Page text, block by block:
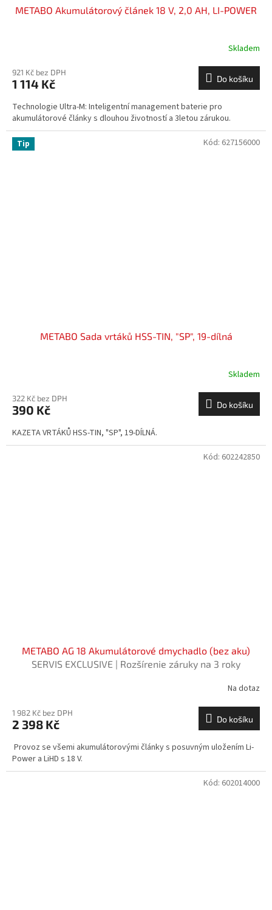
METABO Akumulátorový článek 18 V, 2,0 AH, LI-POWER
Skladem
921 Kč bez DPH
1 114 Kč Do košíku
Technologie Ultra-M: Inteligentní management baterie pro
akumulátorové články s dlouhou životností a 3letou zárukou.
Tip
METABO Sada vrtáků HSS-TIN, "SP", 19-dílná
Skladem
322 Kč bez DPH
390 Kč Do košíku
KAZETA VRTÁKŮ HSS-TIN, "SP", 19-DÍLNÁ.
Kód: 627156000
METABO AG 18 Akumulátorové dmychadlo (bez aku)
SERVIS EXCLUSIVE | Rozšírenie záruky na 3 roky
Na dotaz
1 982 Kč bez DPH
2 398 Kč Do košíku
Provoz se všemi akumulátorovými články s posuvným uložením Li-
Power a LiHD s 18 V.
Kód: 602242850
Kód: 602014000